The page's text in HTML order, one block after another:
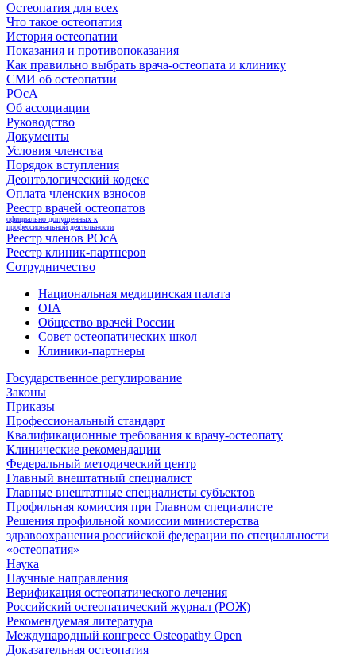
Остеопатия для всех
Что такое остеопатия
История остеопатии
Показания и противопоказания
Как правильно выбрать врача-остеопата и клинику
СМИ об остеопатии
РОсА
Об ассоциации
Руководство
Документы
Условия членства
Порядок вступления
Деонтологический кодекс
Оплата членских взносов
Реестр врачей остеопатов
официально допущенных к
профессиональной деятельности
Реестр членов РОсА
Реестр клиник-партнеров
Сотрудничество
Национальная медицинская палата
OIA
Общество врачей России
Совет остеопатических школ
Клиники-партнеры
Государственное регулирование
Законы
Приказы
Профессиональный стандарт
Квалификационные требования к врачу-остеопату
Клинические рекомендации
Федеральный методический центр
Главный внештатный специалист
Главные внештатные специалисты субъектов
Профильная комиссия при Главном специалисте
Решения профильной комиссии министерства
здравоохранения российской федерации по специальности
«остеопатия»
Наука
Научные направления
Верификация остеопатического лечения
Российский остеопатический журнал (РОЖ)
Рекомендуемая литература
Международный конгресс Osteopathy Open
Доказательная остеопатия